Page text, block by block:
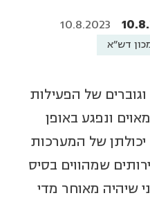
10.8.2023
דש"א
של הפעילות
ונפגע באופן
של המערכות
שמהווים בסיס
שיהיה מאוחר מדי